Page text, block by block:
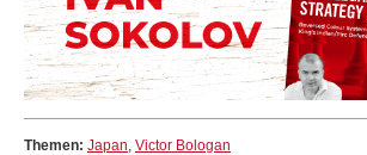
Themen: Japan, Victor Bologan